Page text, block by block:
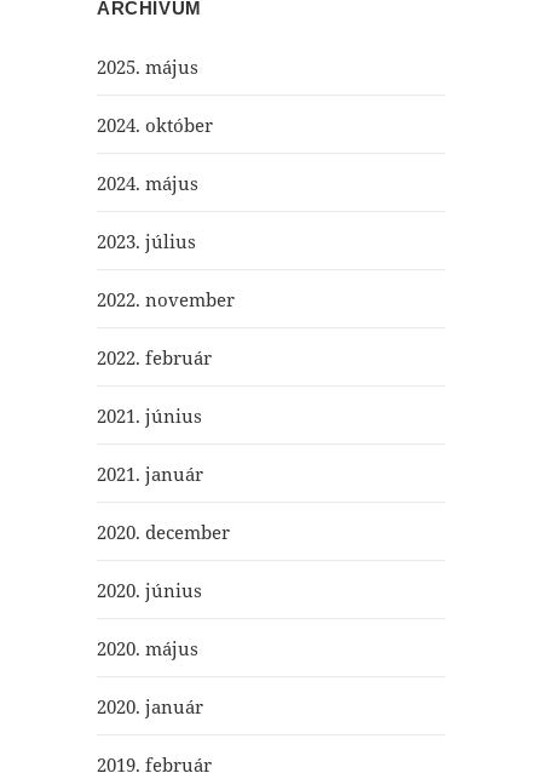
ARCHÍVUM
2025. május
2024. október
2024. május
2023. július
2022. november
2022. február
2021. június
2021. január
2020. december
2020. június
2020. május
2020. január
2019. február